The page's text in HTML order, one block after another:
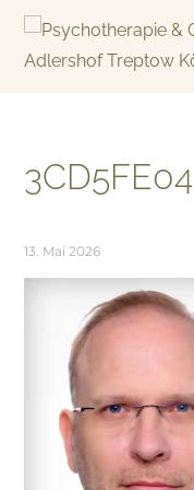
Skip
3CD5FE04
13. Mai 2026